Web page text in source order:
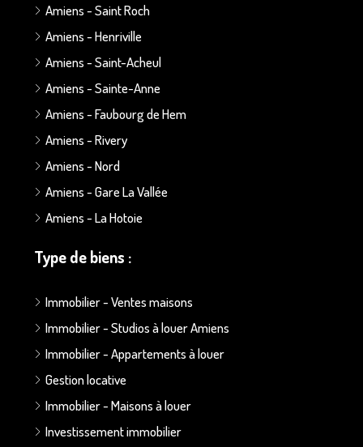
Amiens - Saint Roch
Amiens - Henriville
Amiens - Saint-Acheul
Amiens - Sainte-Anne
Amiens - Faubourg de Hem
Amiens - Rivery
Amiens - Nord
Amiens - Gare La Vallée
Amiens - La Hotoie
Type de biens :
Immobilier - Ventes maisons
Immobilier - Studios à louer Amiens
Immobilier - Appartements à louer
Gestion locative
Immobilier - Maisons à louer
Investissement immobilier